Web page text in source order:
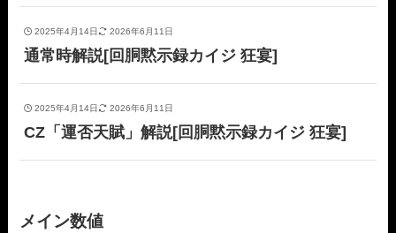
2025年4月14日 2026年6月11日
通常時解説[回胴黙示録カイジ 狂宴]
2025年4月14日 2026年6月11日
CZ「運否天賦」解説[回胴黙示録カイジ 狂宴]
メイン数値